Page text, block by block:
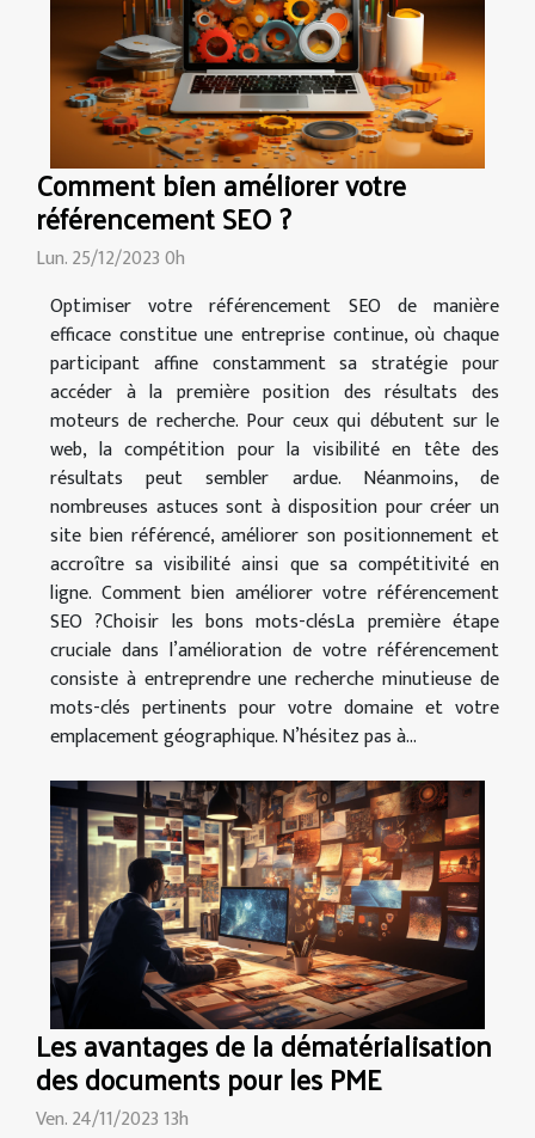
Comment bien améliorer votre
référencement SEO ?
Lun. 25/12/2023 0h
Optimiser votre référencement SEO de manière
efficace constitue une entreprise continue, où chaque
participant affine constamment sa stratégie pour
accéder à la première position des résultats des
moteurs de recherche. Pour ceux qui débutent sur le
web, la compétition pour la visibilité en tête des
résultats peut sembler ardue. Néanmoins, de
nombreuses astuces sont à disposition pour créer un
site bien référencé, améliorer son positionnement et
accroître sa visibilité ainsi que sa compétitivité en
ligne. Comment bien améliorer votre référencement
SEO ?Choisir les bons mots-clésLa première étape
cruciale dans l’amélioration de votre référencement
consiste à entreprendre une recherche minutieuse de
mots-clés pertinents pour votre domaine et votre
emplacement géographique. N’hésitez pas à...
Les avantages de la dématérialisation
des documents pour les PME
Ven. 24/11/2023 13h